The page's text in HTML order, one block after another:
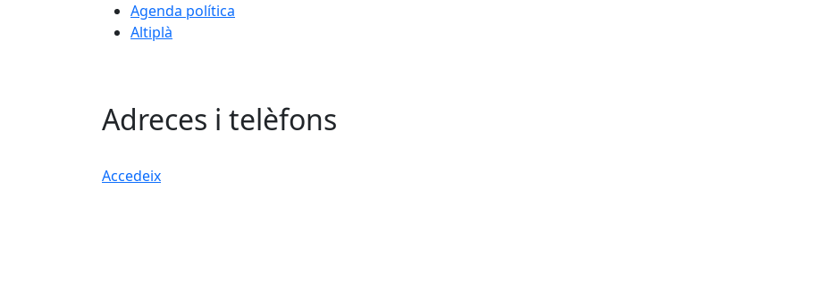
Agenda política
Altiplà
Adreces i telèfons
Accedeix